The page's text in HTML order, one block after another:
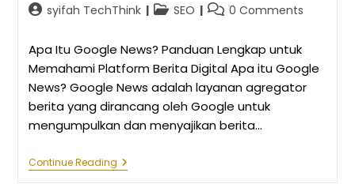
Postsyifah TechThink
PostSEO
Post0 Comments
Apa Itu Google News? Panduan Lengkap untuk
Memahami Platform Berita Digital Apa itu Google
News? Google News adalah layanan agregator
berita yang dirancang oleh Google untuk
mengumpulkan dan menyajikan berita…
Continue ReadingApa
Itu